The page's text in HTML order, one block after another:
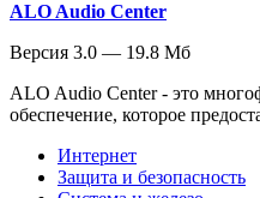
ALO Audio Center
Версия 3.0 — 19.8 Мб
ALO Audio Center - это
обеспечение, которое
Интернет
Защита и безопасность